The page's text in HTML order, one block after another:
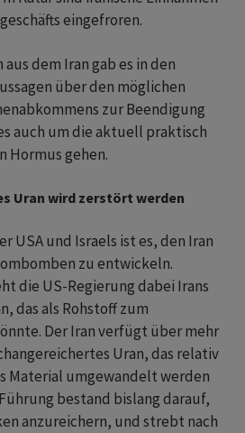
eingefroren.
aus dem Iran gab es in den
über den möglichen
zur Beendigung
auch um die aktuell praktisch
Hormus gehen.
Uran wird zerstört werden
USA und Israels ist es, den Iran
zu entwickeln.
die US-Regierung dabei Irans
das als Rohstoff zum
Der Iran verfügt über mehr
Uran, das relativ
Material umgewandelt werden
bestand bislang darauf,
anzureichern, und strebt nach